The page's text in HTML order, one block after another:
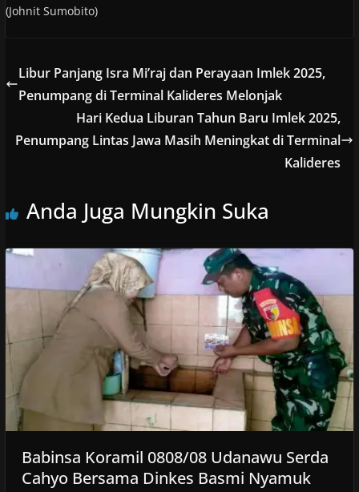
(Johnit Sumobito)
Libur Panjang Isra Mi’raj dan Perayaan Imlek 2025,
Penumpang di Terminal Kalideres Melonjak
Hari Kedua Liburan Tahun Baru Imlek 2025,
Penumpang Lintas Jawa Masih Meningkat di Terminal
Kalideres
Anda Juga Mungkin Suka
Babinsa Koramil 0808/08 Udanawu Serda
Cahyo Bersama Dinkes Basmi Nyamuk